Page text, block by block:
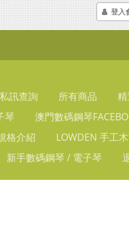
登入
訊查詢 所有商品
琴 澳門數碼鋼琴
格介紹
LOWDEN 手工
新手數碼鋼琴 / 電子琴